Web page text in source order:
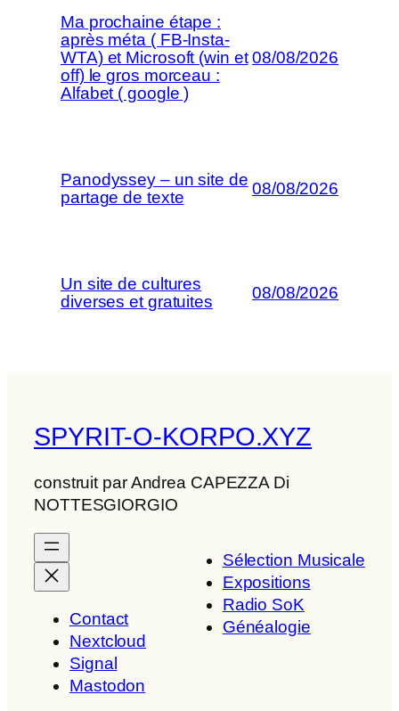
Ma prochaine étape :
après méta ( FB-Insta-
WTA) et Microsoft (win et
off) le gros morceau :
Alfabet ( google )
08/08/2026
Panodyssey – un site de
partage de texte
08/08/2026
Un site de cultures
diverses et gratuites
08/08/2026
SPYRIT-O-KORPO.XYZ
construit par Andrea CAPEZZA Di
NOTTESGIORGIO
Contact
Nextcloud
Signal
Mastodon
Sélection Musicale
Expositions
Radio SoK
Généalogie